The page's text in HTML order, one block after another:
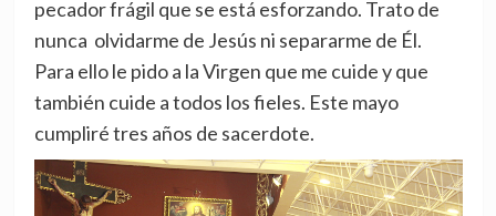
pecador frágil que se está esforzando. Trato de
nunca olvidarme de Jesús ni separarme de Él.
Para ello le pido a la Virgen que me cuide y que
también cuide a todos los fieles. Este mayo
cumpliré tres años de sacerdote.